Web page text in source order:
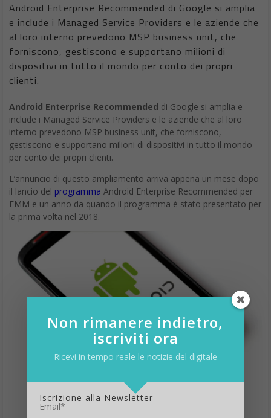
Android Enterprise Recommended di Google si amplia
e include i Managed Service Providers e le aziende che
al loro interno prevedono MSP business unit, che
forniscono, gestiscono e supportano milioni di
dispositivi in tutto il mondo per conto dei propri
clienti.
Android Enterprise Recommended di Google si amplia e
include i Managed Service Providers e le aziende che al loro
interno prevedono MSP business unit, che forniscono,
gestiscono e supportano milioni di dispositivi in tutto il mondo
per conto dei propri clienti.
L’annuncio di questo ampliamento arriva appena un mese dopo
il lancio del programma Android Enterprise Recommended per
EMM e un anno da quando il programma è stato presentato per
la prima volta nel 2018.
Non rimanere indietro,
iscriviti ora
Ricevi in tempo reale le notizie del digitale
Iscrizione alla Newsletter
Email*